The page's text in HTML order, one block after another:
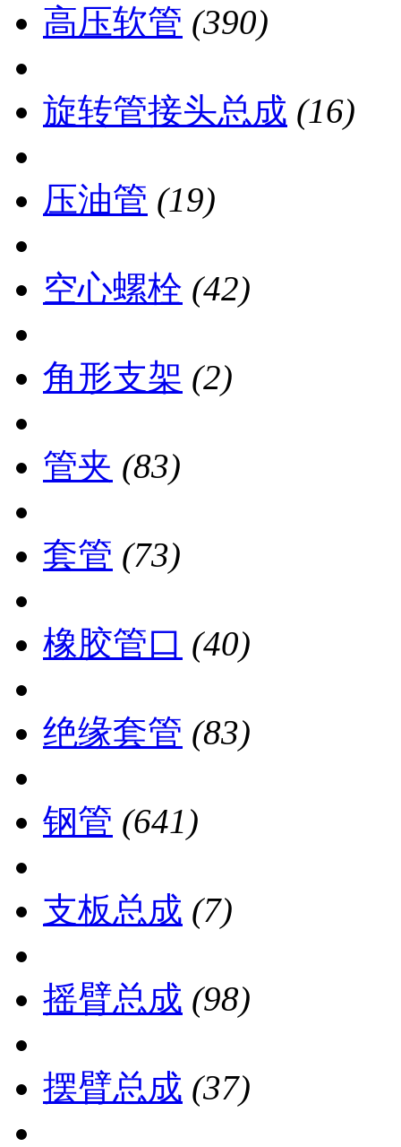
高压软管 (390)
旋转管接头总成 (16)
压油管 (19)
空心螺栓 (42)
角形支架 (2)
管夹 (83)
套管 (73)
橡胶管口 (40)
绝缘套管 (83)
钢管 (641)
支板总成 (7)
摇臂总成 (98)
摆臂总成 (37)